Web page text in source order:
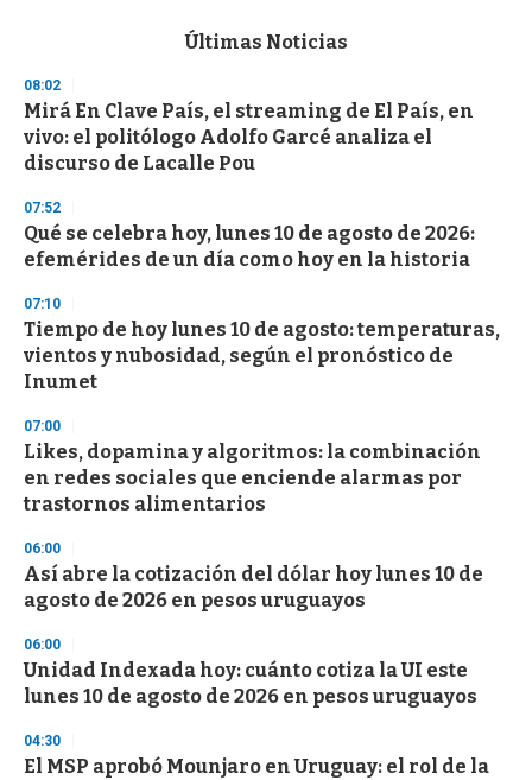
d
s
o
f
3
s
e
c
o
d
s
Últimas Noticias
08:02
Mirá En Clave País, el streaming de El País, en
vivo: el politólogo Adolfo Garcé analiza el
discurso de Lacalle Pou
07:52
Qué se celebra hoy, lunes 10 de agosto de 2026:
efemérides de un día como hoy en la historia
07:10
Tiempo de hoy lunes 10 de agosto: temperaturas,
vientos y nubosidad, según el pronóstico de
Inumet
07:00
Likes, dopamina y algoritmos: la combinación
en redes sociales que enciende alarmas por
trastornos alimentarios
06:00
Así abre la cotización del dólar hoy lunes 10 de
agosto de 2026 en pesos uruguayos
06:00
Unidad Indexada hoy: cuánto cotiza la UI este
lunes 10 de agosto de 2026 en pesos uruguayos
04:30
El MSP aprobó Mounjaro en Uruguay: el rol de la